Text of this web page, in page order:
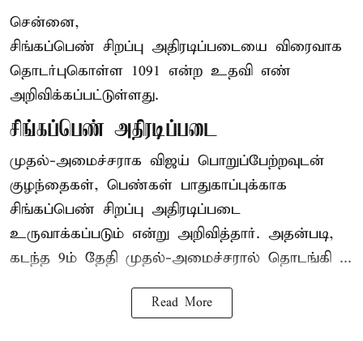
சென்னை,
சிங்கப்பெண் சிறப்பு அதிரடிப்படையை விரைவாக
தொடர்புகொள்ள 1091 என்ற உதவி எண்
அறிவிக்கப்பட்டுள்ளது.
சிங்கப்பெண் அதிரடிப்படை
முதல்-அமைச்சராக விஜய் பொறுப்பேற்றவுடன்
குழந்தைகள், பெண்கள் பாதுகாப்புக்காக
சிங்கப்பெண் சிறப்பு அதிரடிப்படை
உருவாக்கப்படும் என்று அறிவித்தார். அதன்படி,
கடந்த 9ம் தேதி முதல்-அமைச்சரால் தொடங்கி ...
Read More